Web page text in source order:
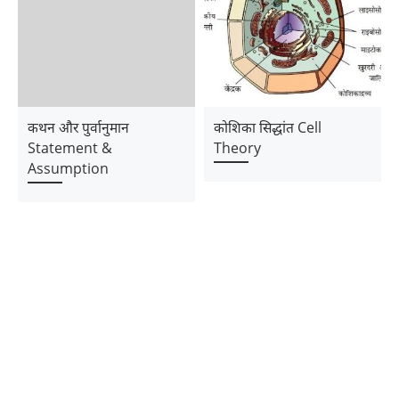
कथन और पुर्वानुमान
Statement &
Assumption
कोशिका सिद्धांत Cell
Theory